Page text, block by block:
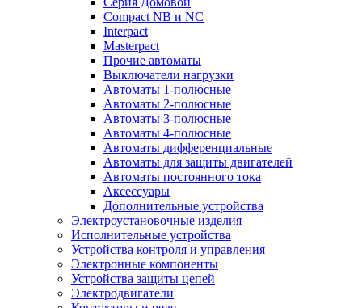
Compact NB и NC
Interpact
Masterpact
Прочие автоматы
Выключатели нагрузки
Автоматы 1-полюсные
Автоматы 2-полюсные
Автоматы 3-полюсные
Автоматы 4-полюсные
Автоматы дифференциальные
Автоматы для защиты двигателей
Автоматы постоянного тока
Аксессуары
Дополнительные устройства
Электроустановочные изделия
Исполнительные устройства
Устройства контроля и управления
Электронные компоненты
Устройства защиты цепей
Электродвигатели